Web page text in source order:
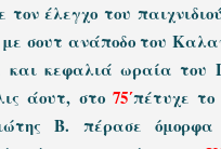
τον έλεγχο του
με σουτ ανάποδο του
και κεφαλιά ωραία του
άουτ, στο 75΄πέτυχε το
Β. πέρασε